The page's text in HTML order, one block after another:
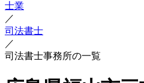
士業
／
司法書士
／
司法書士事務所の一覧